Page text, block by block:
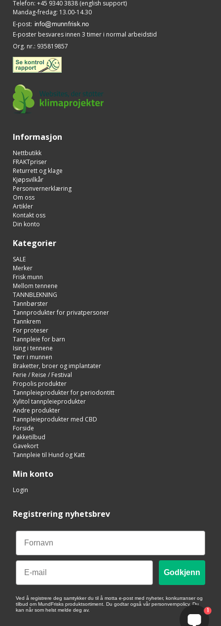
Telefon: +45 9340 3838 (english support)
Mandag-fredag: 13.00-14.30
E-post:
E-poster besvares innen 3 timer i normal arbeidstid
Org. nr.: 935819857
Informasjon
Nettbutikk
FRAKTpriser
Returrett og klage
Kjøpsvilkår
Personvernerklæring
Om oss
Artikler
Kontakt oss
Din konto
Kategorier
SALE
Merker
Frisk munn
Mellom tennene
TANNBLEKNING
Tannbørster
Tannprodukter for privatpersoner
Tannkrem
For proteser
Tannpleie for barn
Ising i tennene
Tørr i munnen
Braketter, broer og implantater
Ferie / Reise / Festival
Propolis produkter
Tannpleieprodukter for periodontitt
Xylitol tannpleieprodukter
Andre produkter
Tannpleieprodukter med CBD
Forside
Pakketilbud
Gavekort
Tannpleie til Hund og Katt
Min konto
Login
Registrering nyhetsbrev
Email
Godkjenn
Ved å registrere deg samtykker du til å motta e-post med nyheter, konkurranser og
tilbud om MundFrisks produktsortiment. Du godtar også vår personvernpolicy. Du
kan når som helst melde deg av.
1